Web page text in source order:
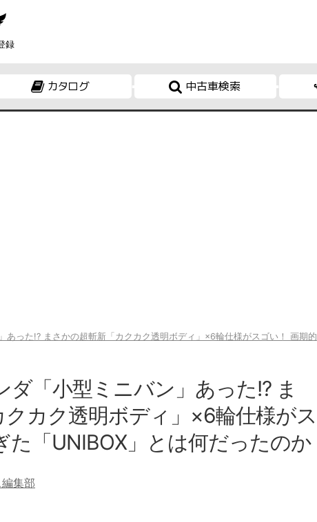
録
カタログ 中古車検索
あった!? まさかの超斬新「カクカク透明ボディ」×6輪仕様がスゴい！ 画期的
ダ「小型ミニバン」あった!? ま
カク透明ボディ」×6輪仕様がス
た「UNIBOX」とは何だったのか
集部